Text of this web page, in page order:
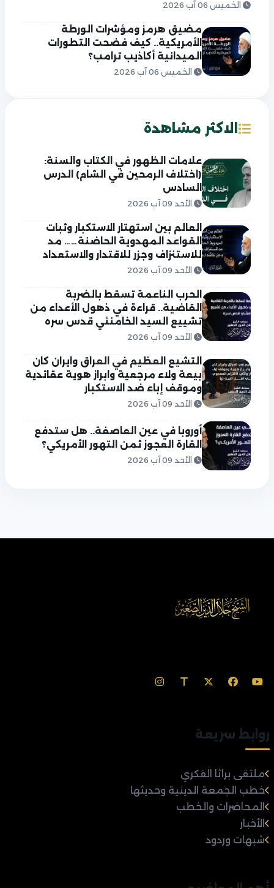
الخميس 06 آب 2026
مضيق هرمز ومؤشرات الورطة
الأمريكية.. كيف فضحت التطورات
الميدانية أكاذيب ترامب؟
الخميس 06 آب 2026
الاكثر مشاهدة
علامات الظهور في الكتاب والسنة:
(اختلاف الرمحين في الشام) الدرس
السادس
الأحد 09 آب 2026
العالم بين استهتار الاستكبار وثبات
القواعد المهدوية الحاضنة…… مد
للاستنزاف وجزر للاقتدار والاستعداد
الأحد 09 آب 2026
الحرب الناعمة تسقط بالضربة
القاضية.. قراءة في ذهول الأعداء من
تشييع السيد الخامنئي قدس سره
الأحد 09 آب 2026
التشيع العظيم في العراق وايران كان
بيعة ولاء مرجعية وابراز هوية عقائدية
وموقف إباء ضد الاستكبار
الأحد 09 آب 2026
أوروبا في عين العاصفة.. هل ستدفع
القارة العجوز ثمن التهور الأمريكي؟
الأحد 09 آب 2026
روابط سريعة
ملتقى براثا الفكري
خطب الجمعة الدينية وحديثها
المحاضرات والخطب
الأخبار
شبهات وردود